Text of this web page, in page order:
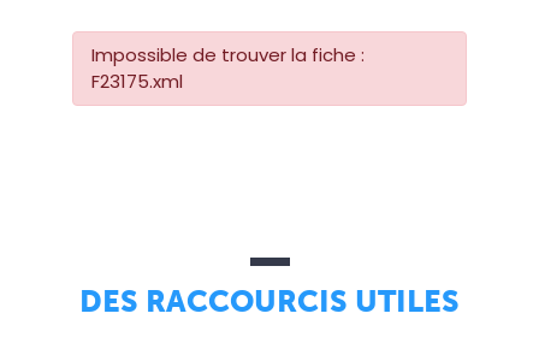
Impossible de trouver la fiche :
F23175.xml
DES RACCOURCIS UTILES